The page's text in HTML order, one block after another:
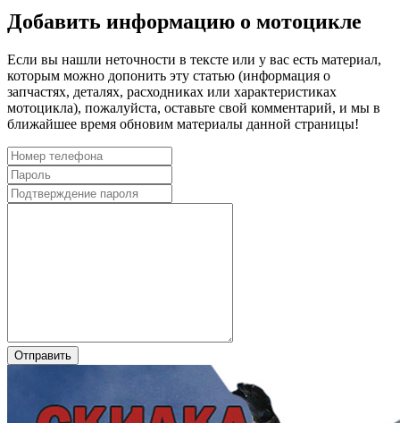
Добавить информацию о мотоцикле
Если вы нашли неточности в тексте или у вас есть материал,
которым можно допонить эту статью (информация о
запчастях, деталях, расходниках или характеристиках
мотоцикла), пожалуйста, оставьте свой комментарий, и мы в
ближайшее время обновим материалы данной страницы!
Отправить